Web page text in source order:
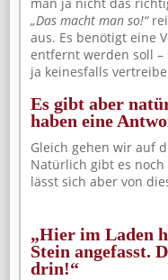
man ja nicht das
„Das macht man so!“
aus. Es benötigt eine
entfernt werden soll –
ja keinesfalls
Es gibt aber
haben eine
Gleich gehen wir auf
Natürlich gibt es
lässt sich aber von
„Hier im Laden
Stein angefasst.
drin!“